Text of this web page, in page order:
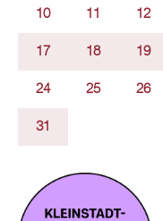
10 11 12
17 18 19
24 25 26
31